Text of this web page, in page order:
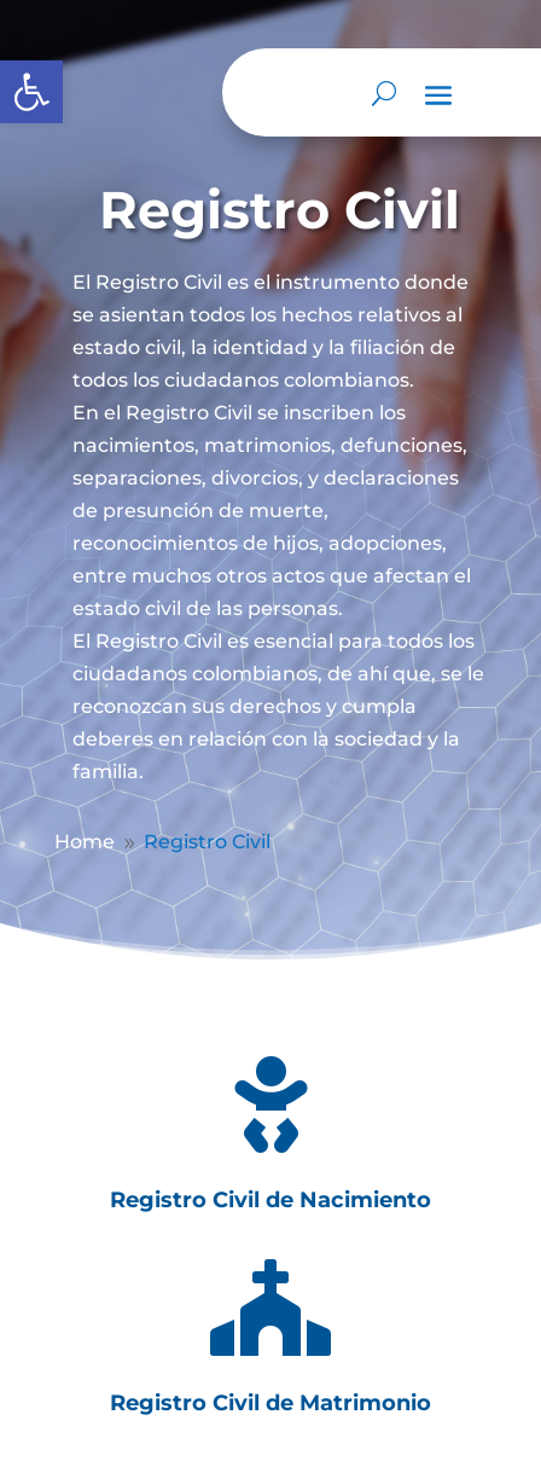
Abrir barra de herramientas
Registro Civil
El Registro Civil es el instrumento donde
se asientan todos los hechos relativos al
estado civil, la identidad y la filiación de
todos los ciudadanos colombianos.
En el Registro Civil se inscriben los
nacimientos, matrimonios, defunciones,
separaciones, divorcios, y declaraciones
de presunción de muerte,
reconocimientos de hijos, adopciones,
entre muchos otros actos que afectan el
estado civil de las personas.
El Registro Civil es esencial para todos los
ciudadanos colombianos, de ahí que, se le
reconozcan sus derechos y cumpla
deberes en relación con la sociedad y la
familia.
Home 9 Registro Civil

Registro Civil de Nacimiento

Registro Civil de Matrimonio